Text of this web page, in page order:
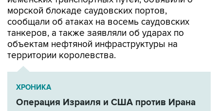
морской блокаде саудовских портов,
сообщали об атаках на восемь саудовских
танкеров, а также заявляли об ударах по
объектам нефтяной инфраструктуры на
территории королевства.
ХРОНИКА
Операция Израиля и США против Ирана